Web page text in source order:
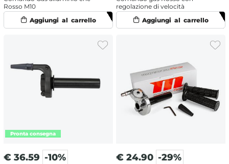
Rosso M10
regolazione di velocità
€ 36.59 -10% € 24.90 -29%